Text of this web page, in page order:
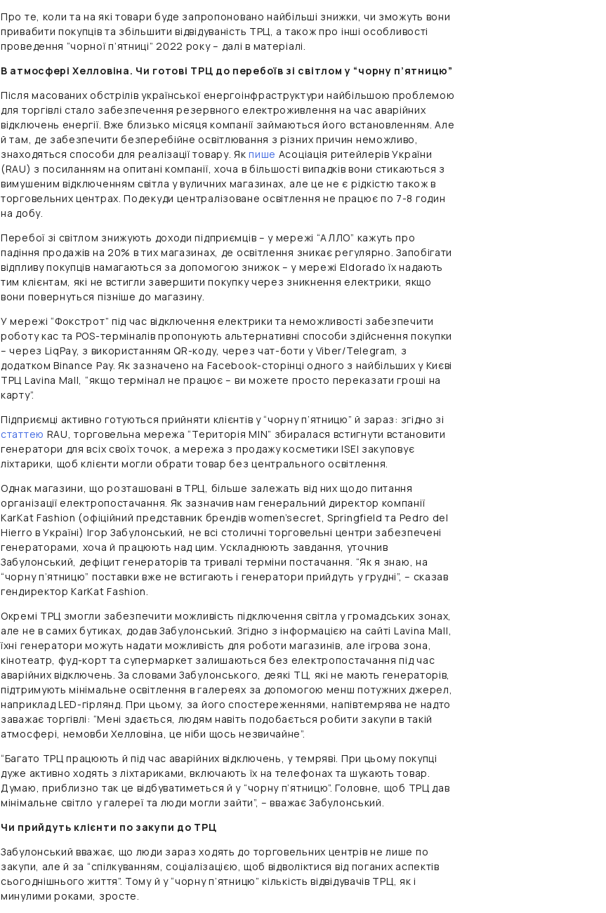
Про те, коли та на які товари буде запропоновано найбільші знижки, чи зможуть вони
привабити покупців та збільшити відвідуваність ТРЦ, а також про інші особливості
проведення “чорної п’ятниці” 2022 року – далі в матеріалі.
В атмосфері Хелловіна. Чи готові ТРЦ до перебоїв зі світлом у “чорну п’ятницю”
Після масованих обстрілів української енергоінфраструктури найбільшою проблемою
для торгівлі стало забезпечення резервного електроживлення на час аварійних
відключень енергії. Вже близько місяця компанії займаються його встановленням. Але
й там, де забезпечити безперебійне освітлювання з різних причин неможливо,
знаходяться способи для реалізації товару. Якпише Асоціація ритейлерів України
(RAU) з посиланням на опитані компанії, хоча в більшості випадків вони стикаються з
вимушеним відключенням світла у вуличних магазинах, але це не є рідкістю також в
торговельних центрах. Подекуди централізоване освітлення не працює по 7-8 годин
на добу.
Перебої зі світлом знижують доходи підприємців – у мережі “АЛЛО” кажуть про
падіння продажів на 20% в тих магазинах, де освітлення зникає регулярно. Запобігати
відпливу покупців намагаються за допомогою знижок – у мережі Eldorado їх надають
тим клієнтам, які не встигли завершити покупку через зникнення електрики, якщо
вони повернуться пізніше до магазину.
У мережі “Фокстрот” під час відключення електрики та неможливості забезпечити
роботу кас та POS-терміналів пропонують альтернативні способи здійснення покупки
– через LiqPay, з використанням QR-коду, через чат-боти у Viber/Telegram, з
додатком Binance Pay. Як зазначено на Facebook-сторінці одного з найбільших у Києві
ТРЦ Lavina Mall, “якщо термінал не працює – ви можете просто переказати гроші на
карту”.
Підприємці активно готуються прийняти клієнтів у “чорну п’ятницю” й зараз: згідно зі
статтею RAU, торговельна мережа “Територія MIN” збиралася встигнути встановити
генератори для всіх своїх точок, а мережа з продажу косметики ISEI закуповує
ліхтарики, щоб клієнти могли обрати товар без центрального освітлення.
Однак магазини, що розташовані в ТРЦ, більше залежать від них щодо питання
організації електропостачання. Як зазначив нам генеральний директор компанії
KarKat Fashion (офіційний представник брендів women’secret, Springfield та Pedro del
Hierro в Україні) Ігор Забулонський, не всі столичні торговельні центри забезпечені
генераторами, хоча й працюють над цим. Ускладнюють завдання, уточнив
Забулонський, дефіцит генераторів та тривалі терміни постачання. “Як я знаю, на
“чорну п’ятницю” поставки вже не встигають і генератори прийдуть у грудні”, – сказав
гендиректор KarKat Fashion.
Окремі ТРЦ змогли забезпечити можливість підключення світла у громадських зонах,
але не в самих бутиках, додав Забулонський. Згідно з інформацією на сайті Lavina Mall,
їхні генератори можуть надати можливість для роботи магазинів, але ігрова зона,
кінотеатр, фуд-корт та супермаркет залишаються без електропостачання під час
аварійних відключень. За словами Забулонського, деякі ТЦ, які не мають генераторів,
підтримують мінімальне освітлення в галереях за допомогою менш потужних джерел,
наприклад LED-гірлянд. При цьому, за його спостереженнями, напівтемрява не надто
заважає торгівлі: “Мені здається, людям навіть подобається робити закупи в такій
атмосфері, немовби Хелловіна, це ніби щось незвичайне”.
“Багато ТРЦ працюють й під час аварійних відключень, у темряві. При цьому покупці
дуже активно ходять з ліхтариками, включають їх на телефонах та шукають товар.
Думаю, приблизно так це відбуватиметься й у “чорну п’ятницю”. Головне, щоб ТРЦ дав
мінімальне світло у галереї та люди могли зайти”, – вважає Забулонський.
Чи прийдуть клієнти по закупи до ТРЦ
Забулонський вважає, що люди зараз ходять до торговельних центрів не лише по
закупи, але й за “спілкуванням, соціалізацією, щоб відволіктися від поганих аспектів
сьогоднішнього життя”. Тому й у “чорну п’ятницю” кількість відвідувачів ТРЦ, як і
минулими роками, зросте.